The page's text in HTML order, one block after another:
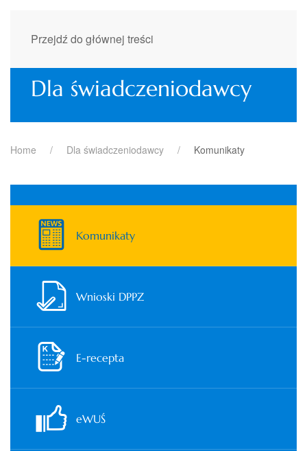
Przejdź do głównej treści
Dla świadczeniodawcy
Home Dla świadczeniodawcy Komunikaty
Komunikaty
Wnioski DPPZ
E-recepta
eWUŚ